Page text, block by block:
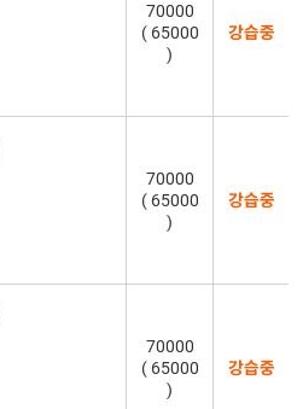
70000
( 65000
)
강습중
70000
( 65000
)
강습중
70000
( 65000
)
강습중